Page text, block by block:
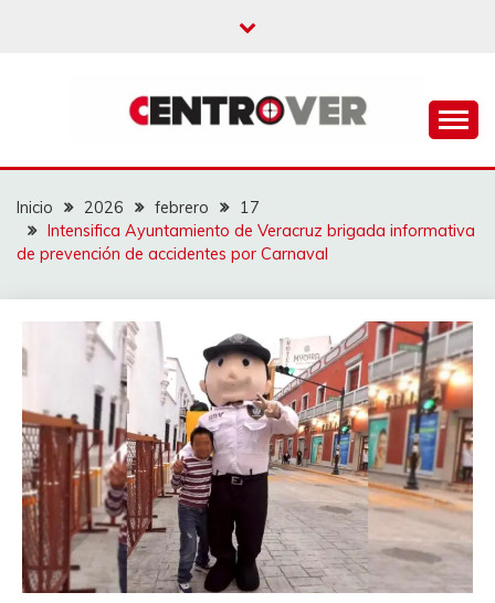
CENTROVER
NOTICIAS
Inicio 2026 febrero
17
Intensifica Ayuntamiento de Veracruz brigada informativa
de prevención de accidentes por Carnaval